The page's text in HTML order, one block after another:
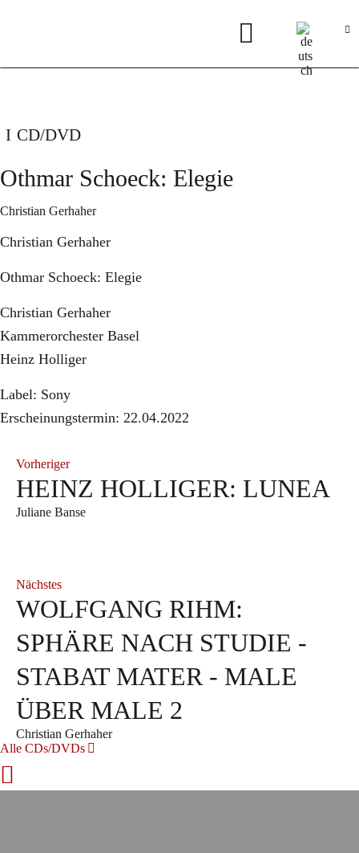
CD/DVD
Othmar Schoeck: Elegie
Christian Gerhaher
Christian Gerhaher
Othmar Schoeck: Elegie
Christian Gerhaher
Kammerorchester Basel
Heinz Holliger
Label: Sony
Erscheinungstermin: 22.04.2022
Vorheriger
HEINZ HOLLIGER: LUNEA
Juliane Banse
Nächstes
WOLFGANG RIHM:
SPHÄRE NACH STUDIE -
STABAT MATER - MALE
ÜBER MALE 2
Christian Gerhaher
Alle CDs/DVDs